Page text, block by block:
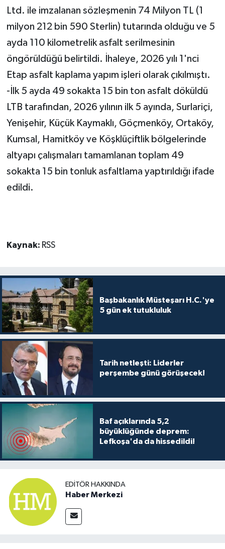
Ltd. ile imzalanan sözleşmenin 74 Milyon TL (1
milyon 212 bin 590 Sterlin) tutarında olduğu ve 5
ayda 110 kilometrelik asfalt serilmesinin
öngörüldüğü belirtildi. İhaleye, 2026 yılı 1'nci
Etap asfalt kaplama yapım işleri olarak çıkılmıştı.
-İlk 5 ayda 49 sokakta 15 bin ton asfalt döküldü
LTB tarafından, 2026 yılının ilk 5 ayında, Surlariçi,
Yenişehir, Küçük Kaymaklı, Göçmenköy, Ortaköy,
Kumsal, Hamitköy ve Köşklüçiftlik bölgelerinde
altyapı çalışmaları tamamlanan toplam 49
sokakta 15 bin tonluk asfaltlama yaptırıldığı ifade
edildi.
Kaynak: RSS
Başbakanlık Müsteşarı H.C.'ye
5 gün ek tutukluluk
Tarih netleşti: Liderler
perşembe günü görüşecek!
Baf açıklarında 5,2
büyüklüğünde deprem:
Lefkoşa'da da hissedildi!
EDITÖR HAKKINDA
Haber Merkezi
SPOR
TEKNOLOJİ
TİCARET
YAŞAM